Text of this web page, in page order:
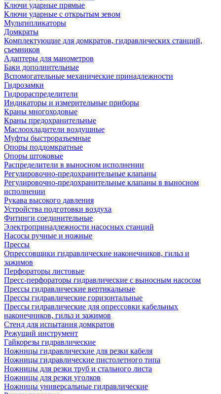
Ключи ударные прямые
Ключи ударные с открытым зевом
Мультипликаторы
Домкраты
Комплектующие для домкратов, гидравлических станций,
съемников
Адаптеры для манометров
Баки дополнительные
Вспомогательные механические принадлежности
Гидрозамки
Гидрораспределители
Индикаторы и измерительные приборы
Краны многоходовые
Краны предохранительные
Маслоохладители воздушные
Муфты быстроразъемные
Опоры поддомкратные
Опоры штоковые
Распределители в выносном исполнении
Регулировочно-предохранительные клапаны
Регулировочно-предохранительные клапаны в выносном
исполнении
Рукава высокого давления
Устройства подготовки воздуха
Фитинги соединительные
Электропринадлежности насосных станций
Насосы ручные и ножные
Прессы
Опрессовщики гидравлические наконечников, гильз и
зажимов
Перфораторы листовые
Пресс-перфораторы гидравлические с выносным насосом
Прессы гидравлические вертикальные
Прессы гидравлические горизонтальные
Прессы гидравлические для опрессовки кабельных
наконечников, гильз и зажимов
Стенд для испытания домкратов
Режущий инструмент
Гайкорезы гидравлические
Ножницы гидравлические для резки кабеля
Ножницы гидравлические пистолетного типа
Ножницы для резки труб и стального листа
Ножницы для резки уголков
Ножницы универсальные гидравлические